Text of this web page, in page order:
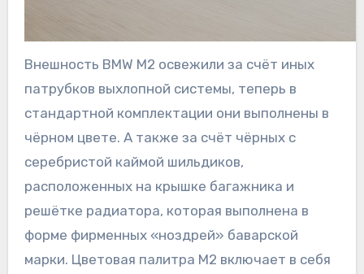
Внешность BMW M2 освежили за счёт иных
патрубков выхлопной системы, теперь в
стандартной комплектации они выполнены в
чёрном цвете. А также за счёт чёрных с
серебристой каймой шильдиков,
расположенных на крышке багажника и
решётке радиатора, которая выполнена в
форме фирменных «ноздрей» баварской
марки. Цветовая палитра M2 включает в себя